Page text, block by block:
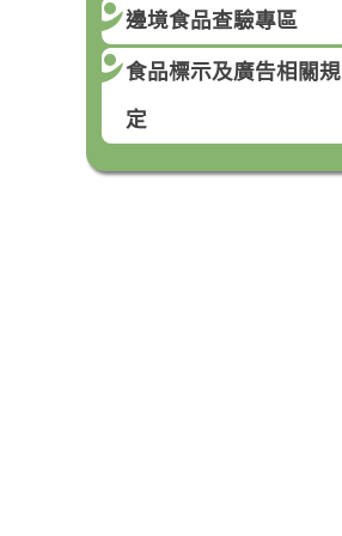
邊境食品查驗專區
食品標示及廣告相關規
定